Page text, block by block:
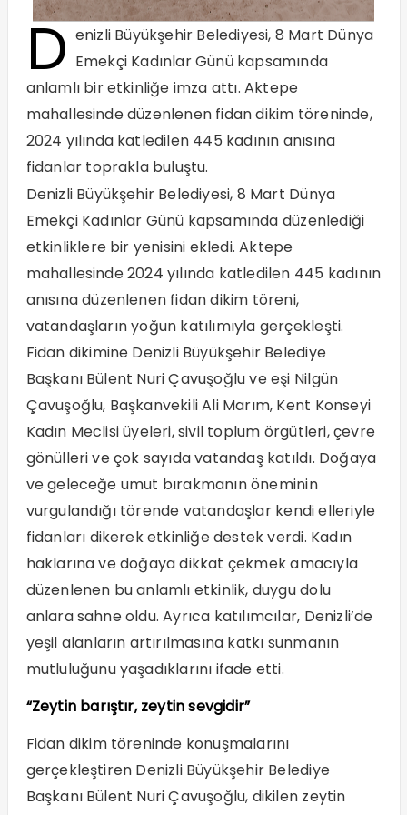
D enizli Büyükşehir Belediyesi, 8 Mart Dünya
Emekçi Kadınlar Günü kapsamında
anlamlı bir etkinliğe imza attı. Aktepe
mahallesinde düzenlenen fidan dikim töreninde,
2024 yılında katledilen 445 kadının anısına
fidanlar toprakla buluştu.
Denizli Büyükşehir Belediyesi, 8 Mart Dünya
Emekçi Kadınlar Günü kapsamında düzenlediği
etkinliklere bir yenisini ekledi. Aktepe
mahallesinde 2024 yılında katledilen 445 kadının
anısına düzenlenen fidan dikim töreni,
vatandaşların yoğun katılımıyla gerçekleşti.
Fidan dikimine Denizli Büyükşehir Belediye
Başkanı Bülent Nuri Çavuşoğlu ve eşi Nilgün
Çavuşoğlu, Başkanvekili Ali Marım, Kent Konseyi
Kadın Meclisi üyeleri, sivil toplum örgütleri, çevre
gönülleri ve çok sayıda vatandaş katıldı. Doğaya
ve geleceğe umut bırakmanın öneminin
vurgulandığı törende vatandaşlar kendi elleriyle
fidanları dikerek etkinliğe destek verdi. Kadın
haklarına ve doğaya dikkat çekmek amacıyla
düzenlenen bu anlamlı etkinlik, duygu dolu
anlara sahne oldu. Ayrıca katılımcılar, Denizli’de
yeşil alanların artırılmasına katkı sunmanın
mutluluğunu yaşadıklarını ifade etti.
“Zeytin barıştır, zeytin sevgidir”
Fidan dikim töreninde konuşmalarını
gerçekleştiren Denizli Büyükşehir Belediye
Başkanı Bülent Nuri Çavuşoğlu, dikilen zeytin